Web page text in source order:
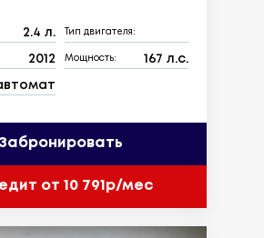
2.4 л. Тип двигателя:
2012 Мощность: 167 л.с.
Забронировать
от 10 791р/мес